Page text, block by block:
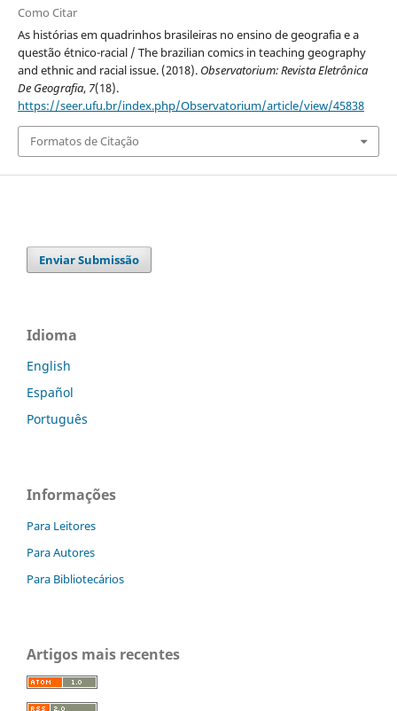
Como Citar
As histórias em quadrinhos brasileiras no ensino de geografia e a
questão étnico-racial / The brazilian comics in teaching geography
and ethnic and racial issue. (2018). Observatorium: Revista Eletrônica
De Geografia, 7(18).
https://seer.ufu.br/index.php/Observatorium/article/view/45838
Formatos de Citação
Enviar Submissão
Idioma
English
Español
Português
Informações
Para Leitores
Para Autores
Para Bibliotecários
Artigos mais recentes